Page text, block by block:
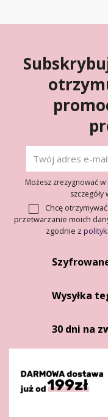
Możesz zrezygnować
Chcę
przetwarzanie moich
zgodnie z
Wysyłka
30 dni na